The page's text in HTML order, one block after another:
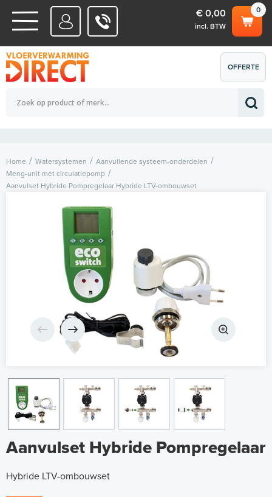
WATERSYSTEMEN
ELEKTRISCHE SYSTEMEN
0
€ 0,00
incl. BTW
Totaalbedrag (incl. BTW) € 0,00
OFFERTE
AANVRAGEN
Home Watersystemen
Aanvullende systeem-onderdelen
Meng-unit met circulatiepomp
Aanvulset Hybride Pompregelaar Hybride LTV-ombouwset
Aanvulset Hybride Pompregelaar
Hybride LTV-ombouwset